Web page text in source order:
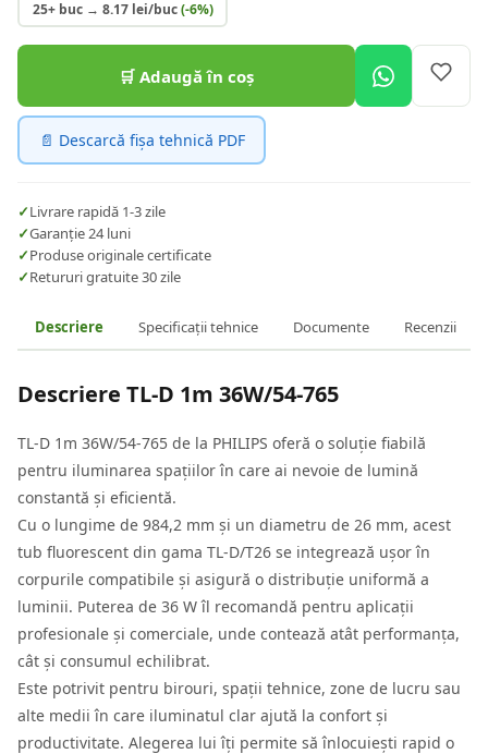
25+ buc→ 8.17lei/buc(-6%)
🛒 Adaugă în coș
📄 Descarcă fișa tehnică PDF
✓Livrare rapidă 1-3 zile
✓Garanție 24 luni
✓Produse originale certificate
✓Retururi gratuite 30 zile
Descriere Specificații tehnice Documente Recenzii
Descriere TL-D 1m 36W/54-765
TL-D 1m 36W/54-765 de la PHILIPS oferă o soluție fiabilă
pentru iluminarea spațiilor în care ai nevoie de lumină
constantă și eficientă.
Cu o lungime de 984,2 mm și un diametru de 26 mm, acest
tub fluorescent din gama TL-D/T26 se integrează ușor în
corpurile compatibile și asigură o distribuție uniformă a
luminii. Puterea de 36 W îl recomandă pentru aplicații
profesionale și comerciale, unde contează atât performanța,
cât și consumul echilibrat.
Este potrivit pentru birouri, spații tehnice, zone de lucru sau
alte medii în care iluminatul clar ajută la confort și
productivitate. Alegerea lui îți permite să înlocuiești rapid o